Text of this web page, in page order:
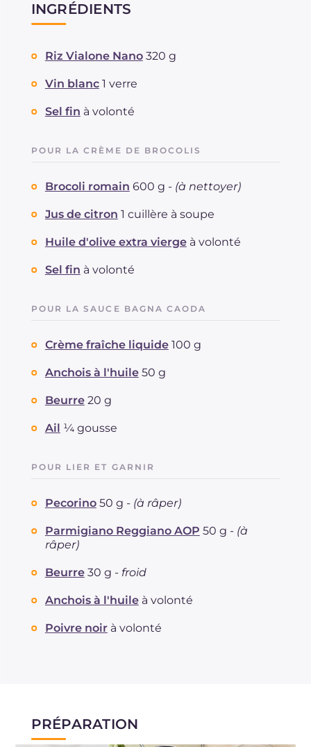
INGRÉDIENTS
Riz Vialone Nano 320 g
Vin blanc 1 verre
Sel fin à volonté
POUR LA CRÈME DE BROCOLIS
Brocoli romain 600 g - (à nettoyer)
Jus de citron 1 cuillère à soupe
Huile d'olive extra vierge à volonté
Sel fin à volonté
POUR LA SAUCE BAGNA CAODA
Crème fraîche liquide 100 g
Anchois à l'huile 50 g
Beurre 20 g
Ail ¼ gousse
POUR LIER ET GARNIR
Pecorino 50 g - (à râper)
Parmigiano Reggiano AOP 50 g - (à
râper)
Beurre 30 g - froid
Anchois à l'huile à volonté
Poivre noir à volonté
PRÉPARATION